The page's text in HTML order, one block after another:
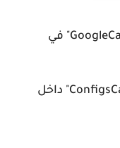
قم بإنشاء مجلد باسم "GoogleCamera" في
قم بإنشاء مجلد باسم "ConfigsCamera" داخل